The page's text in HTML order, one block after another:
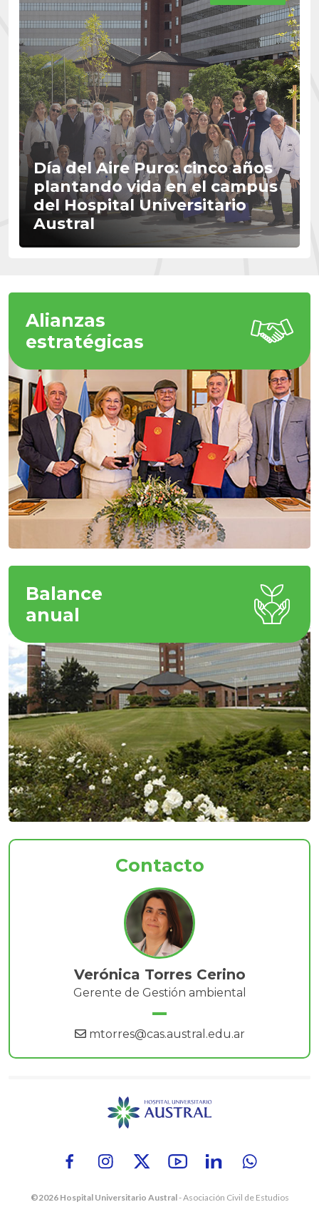
Día del Aire Puro: cinco años
plantando vida en el campus
del Hospital Universitario
Austral
Alianzas
estratégicas
Balance
anual
Contacto
Verónica Torres Cerino
Gerente de Gestión ambiental
mtorres@cas.austral.edu.ar
©2026 Hospital Universitario Austral- Asociación Civil de Estudios